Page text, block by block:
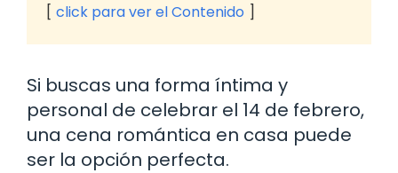
click para ver el Contenido
Si buscas una forma íntima y
personal de celebrar el 14 de febrero,
una cena romántica en casa puede
ser la opción perfecta.